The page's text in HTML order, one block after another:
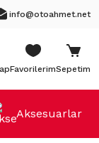
info@otoahmet.net
FavorilerimSepetim
Aksesuarlar